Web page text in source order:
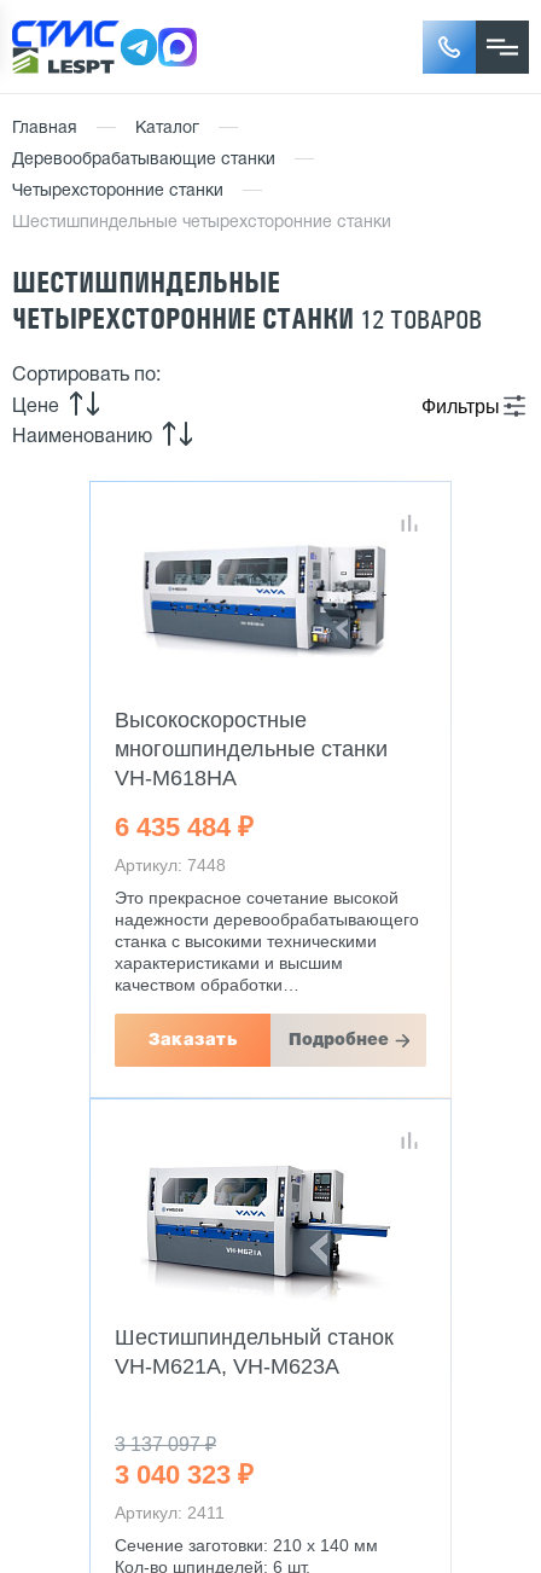
Главная
Каталог
Деревообрабатывающие станки
Четырехсторонние станки
Шестишпиндельные четырехсторонние станки
ШЕСТИШПИНДЕЛЬНЫЕ
ЧЕТЫРЕХСТОРОННИЕ СТАНКИ 12 ТОВАРОВ
Фильтры
Сортировать по:
Цене
Наименованию
Высокоскоростные
многошпиндельные станки
VH-M618HA
6 435 484 ₽
Артикул: 7448
Это прекрасное сочетание высокой
надежности деревообрабатывающего
станка с высокими техническими
характеристиками и высшим
качеством обработки…
Заказать Подробнее
Шестишпиндельный станок
VH-M621A, VH-M623A
3 040 323 ₽
3 137 097 ₽
Артикул: 2411
Сечение заготовки: 210 х 140 мм
Кол-во шпинделей: 6 шт.